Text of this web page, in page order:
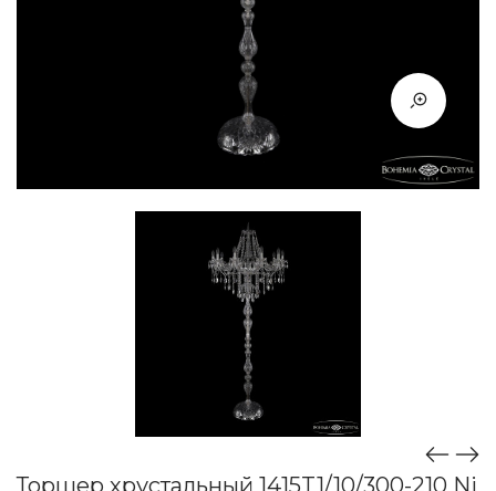
Торшер хрустальный 1415T1/10/300-210 Ni